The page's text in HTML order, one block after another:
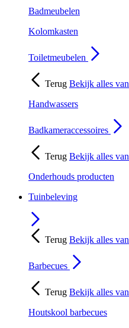
Badmeubelen
Kolomkasten
Toiletmeubelen
Terug Bekijk alles van
Handwassers
Badkameraccessoires
Terug Bekijk alles van
Onderhouds producten
Tuinbeleving
Terug Bekijk alles van
Barbecues
Terug Bekijk alles van
Houtskool barbecues